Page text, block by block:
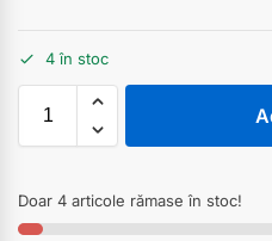
4 în stoc
Doar 4 articole rămase în stoc!